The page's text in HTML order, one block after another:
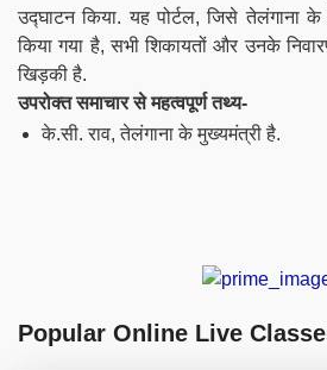
उद्घाटन किया. यह पोर्टल, जिसे तेलंगाना के
किया गया है, सभी शिकायतों और उनके
खिड़की है.
उपरोक्त समाचार से महत्वपूर्ण तथ्य-
के.सी. राव, तेलंगाना के मुख्यमंत्री है.
Popular Online Live